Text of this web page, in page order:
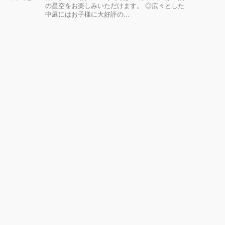
の星空をお楽しみいただけます。 ◎広々とした
中庭にはお子様に大好評の...